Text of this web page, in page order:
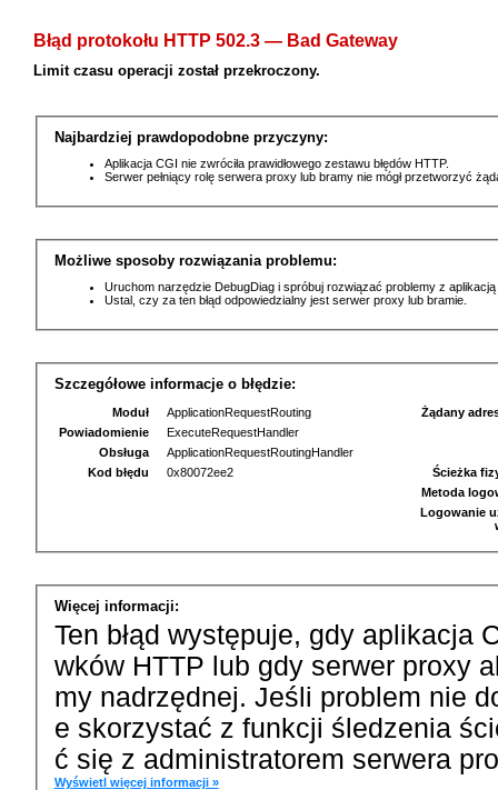
Błąd protokołu HTTP 502.3 — Bad Gateway
Limit czasu operacji został przekroczony.
Najbardziej prawdopodobne przyczyny:
Aplikacja CGI nie zwróciła prawidłowego zestawu błędów HTTP.
Serwer pełniący rolę serwera proxy lub bramy nie mógł przetworzyć
Możliwe sposoby rozwiązania problemu:
Uruchom narzędzie DebugDiag i spróbuj rozwiązać problemy z
Ustal, czy za ten błąd odpowiedzialny jest serwer proxy lub bramie.
Szczegółowe informacje o błędzie:
Moduł
ApplicationRequestRouting
Powiadomienie
ExecuteRequestHandler
Obsługa
ApplicationRequestRoutingHandler
Kod błędu
0x80072ee2
Żądany
Ścieżka
Metoda
Logowanie
Więcej informacji:
Ten błąd występuje, gdy aplikacja
wków HTTP lub gdy serwer proxy
my nadrzędnej. Jeśli problem nie
e skorzystać z funkcji śledzenia
ć się z administratorem serwera
Wyświetl więcej informacji »